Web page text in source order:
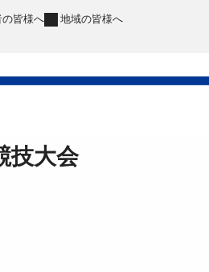
の皆様へ 地域の皆様へ
技大会